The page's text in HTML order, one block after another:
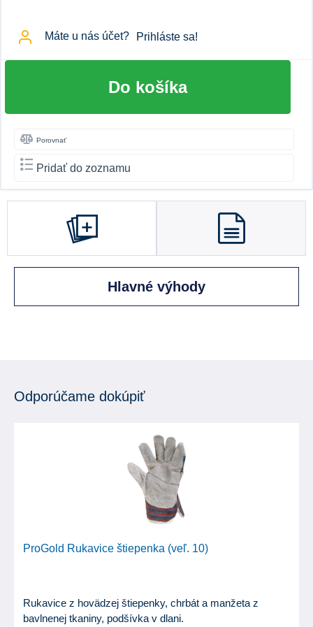
Máte u nás účet? Prihláste sa!
Do košíka
Porovnať
Pridať do zoznamu
Hlavné výhody
Odporúčame dokúpiť
ProGold Rukavice štiepenka (veľ. 10)
Rukavice z hovädzej štiepenky, chrbát a manžeta z
bavlnenej tkaniny, podšívka v dlani.